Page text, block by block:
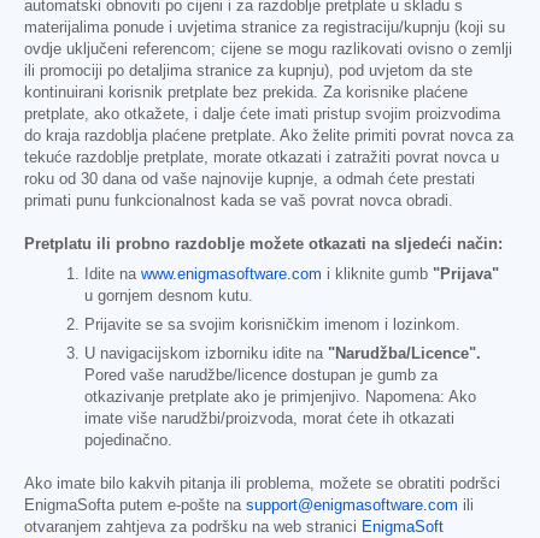
automatski obnoviti po cijeni i za razdoblje pretplate u skladu s
materijalima ponude i uvjetima stranice za registraciju/kupnju (koji su
ovdje uključeni referencom; cijene se mogu razlikovati ovisno o zemlji
ili promociji po detaljima stranice za kupnju), pod uvjetom da ste
kontinuirani korisnik pretplate bez prekida. Za korisnike plaćene
pretplate, ako otkažete, i dalje ćete imati pristup svojim proizvodima
do kraja razdoblja plaćene pretplate. Ako želite primiti povrat novca za
tekuće razdoblje pretplate, morate otkazati i zatražiti povrat novca u
roku od 30 dana od vaše najnovije kupnje, a odmah ćete prestati
primati punu funkcionalnost kada se vaš povrat novca obradi.
Pretplatu ili probno razdoblje možete otkazati na sljedeći način:
Idite na www.enigmasoftware.com i kliknite gumb "Prijava"
u gornjem desnom kutu.
Prijavite se sa svojim korisničkim imenom i lozinkom.
U navigacijskom izborniku idite na "Narudžba/Licence".
Pored vaše narudžbe/licence dostupan je gumb za
otkazivanje pretplate ako je primjenjivo. Napomena: Ako
imate više narudžbi/proizvoda, morat ćete ih otkazati
pojedinačno.
Ako imate bilo kakvih pitanja ili problema, možete se obratiti podršci
EnigmaSofta putem e-pošte na support@enigmasoftware.com ili
otvaranjem zahtjeva za podršku na web stranici EnigmaSoft